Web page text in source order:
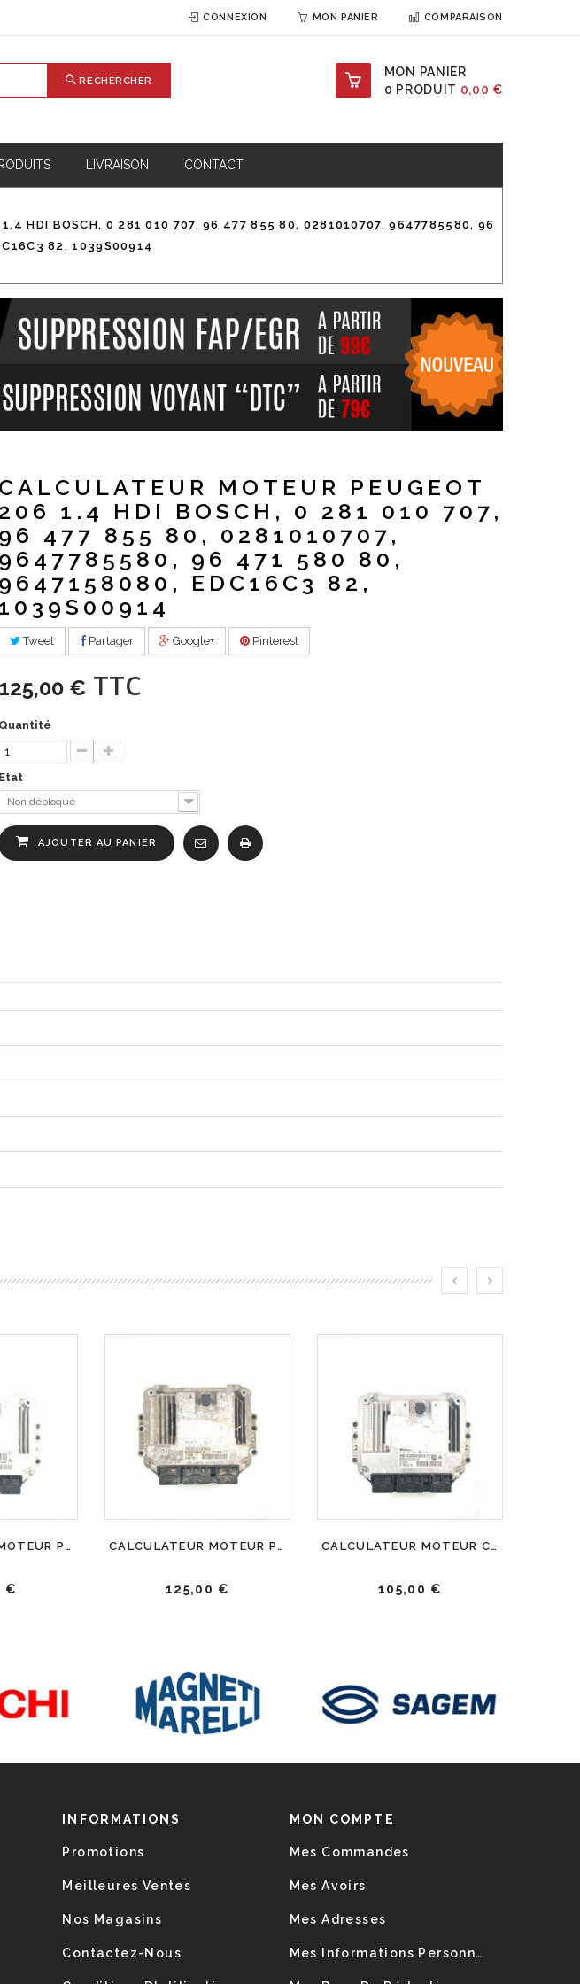
CONNEXION MON PANIER COMPARAISON
MON PANIER
0 PRODUIT 0,00 €
RECHERCHER
LIVRAISON CONTACT
1.4 HDI BOSCH, 0 281 010 707, 96 477 855 80, 0281010707, 9647785580, 96
82, 1039S00914
CALCULATEUR MOTEUR PEUGEOT
206 1.4 HDI BOSCH, 0 281 010 707,
96 477 855 80, 0281010707,
9647785580, 96 471 580 80,
9647158080, EDC16C3 82,
1039S00914
Tweet Partager Google+ Pinterest
125,00 € TTC
Quantité
Etat
Non débloqué
AJOUTER AU PANIER
CALCULATEUR MOTEUR PEUGEOT 307 1.6 HDI BOSCH, 0 281 013 331, 96 622 131 80, 0281013331, 9662213180, 9653958980, EDC16C34
€
CALCULATEUR MOTEUR PEUGEOT 207 1.4 HDI BOSCH, 0 281 012 526, 96 617 286 80, 0281012526, 9661728680, 9657699480, EDC16C34, 1039S08900
125,00 €
CALCULATEUR MOTEUR CITROEN PEUGEOT 1.6 HDI BOSCH, 0 281 011 863, 96 617 733 80, 0281011863, 9661773380, 9653958980, EDC16C34
105,00 €
INFORMATIONS
Promotions
Meilleures Ventes
Nos Magasins
Contactez-Nous
MON COMPTE
Mes Commandes
Mes Avoirs
Mes Adresses
Mes Informations Personnelles